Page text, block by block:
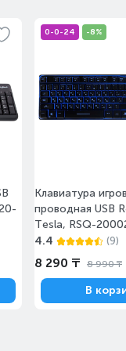
с 10
с 10
Сегодня
0-0-24 -8%
Клавиатура
проводная USB
Tesla, RSQ-
4.4
(9)
8 290 ₸ 8 990 ₸
В